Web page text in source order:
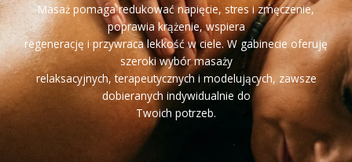
Masaż pomaga redukować napięcie, stres i zmęczenie,
poprawia krążenie, wspiera
regenerację i przywraca lekkość w ciele. W gabinecie oferuję
szeroki wybór masaży
relaksacyjnych, terapeutycznych i modelujących, zawsze
dobieranych indywidualnie do
Twoich potrzeb.